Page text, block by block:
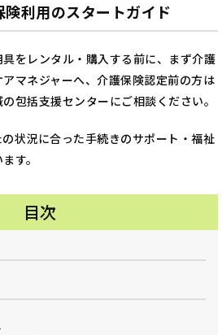
利用のスタートガイド
をレンタル・購入する前に、まず介護
マネジャーへ、介護保険認定前の方は
包括支援センターにご相談ください。
状況に合った手続きのサポート・福祉
す。
目次